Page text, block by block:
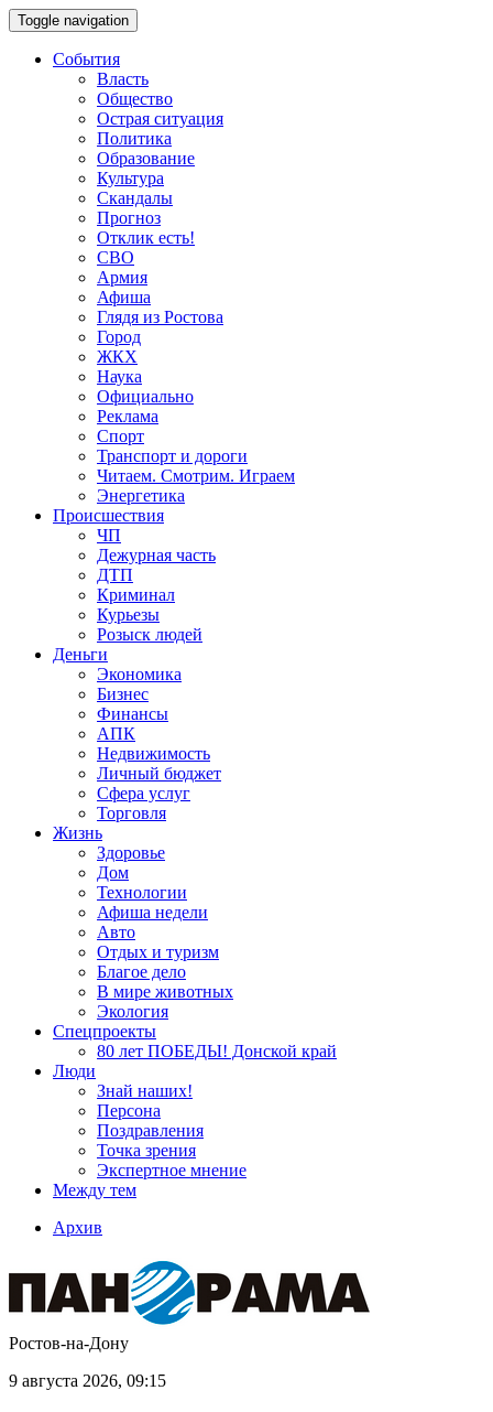
Toggle navigation
События
Власть
Общество
Острая ситуация
Политика
Образование
Культура
Скандалы
Прогноз
Отклик есть!
СВО
Армия
Афиша
Глядя из Ростова
Город
ЖКХ
Наука
Официально
Реклама
Спорт
Транспорт и дороги
Читаем. Смотрим. Играем
Энергетика
Происшествия
ЧП
Дежурная часть
ДТП
Криминал
Курьезы
Розыск людей
Деньги
Экономика
Бизнес
Финансы
АПК
Недвижимость
Личный бюджет
Сфера услуг
Торговля
Жизнь
Здоровье
Дом
Технологии
Афиша недели
Авто
Отдых и туризм
Благое дело
В мире животных
Экология
Спецпроекты
80 лет ПОБЕДЫ! Донской край
Люди
Знай наших!
Персона
Поздравления
Точка зрения
Экспертное мнение
Между тем
Архив
Ростов-на-Дону
9 августа 2026, 09:15